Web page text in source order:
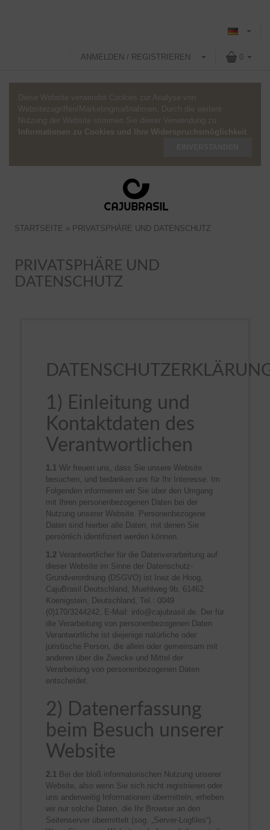
ANMELDEN / REGISTRIEREN 0
Diese Website verwendet Cookies zur Analyse von
Websitezugriffen/Marketingmaßnahmen. Durch die weitere
Nutzung der Website stimmen Sie dieser Verwendung zu.
Informationen zu Cookies und Ihre Widerspruchsmöglichkeit
STARTSEITE » PRIVATSPHÄRE UND DATENSCHUTZ
PRIVATSPHÄRE UND
DATENSCHUTZ
1) Einleitung und
Kontaktdaten des
Verantwortlichen
1.1Wir freuen uns, dass Sie unsere Website
besuchen, und bedanken uns für Ihr Interesse. Im
Folgenden informieren wir Sie über den Umgang
mit Ihren personenbezogenen Daten bei der
Nutzung unserer Website. Personenbezogene
Daten sind hierbei alle Daten, mit denen Sie
persönlich identifiziert werden können.
1.2 Verantwortlicher für die Datenverarbeitung auf
dieser Website im Sinne der Datenschutz-
Grundverordnung (DSGVO) ist Inez de Hoog,
CajuBrasil Deutschland, Muehlweg 9b, 61462
Koenigstein, Deutschland, Tel.: 0049
(0)170/3244242, E-Mail: info@cajubrasil.de. Der für
die Verarbeitung von personenbezogenen Daten
Verantwortliche ist diejenige natürliche oder
juristische Person, die allein oder gemeinsam mit
anderen über die Zwecke und Mittel der
Verarbeitung von personenbezogenen Daten
entscheidet.
2) Datenerfassung
beim Besuch unserer
Website
2.1Bei der bloß informatorischen Nutzung unserer
Website, also wenn Sie sich nicht registrieren oder
uns anderweitig Informationen übermitteln, erheben
wir nur solche Daten, die Ihr Browser an den
Seitenserver übermittelt (sog. „Server-Logfiles“).